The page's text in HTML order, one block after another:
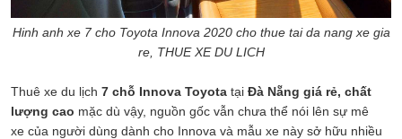
Hinh anh xe 7 cho Toyota Innova 2020 cho thue tai da nang xe gia
re, THUE XE DU LICH
Thuê xe du lịch 7 chỗ Innova Toyota tại Đà Nẵng giá rẻ, chất
lượng cao mặc dù vậy, nguồn gốc vẫn chưa thể nói lên sự mê
xe của người dùng dành cho Innova và mẫu xe này sở hữu nhiều